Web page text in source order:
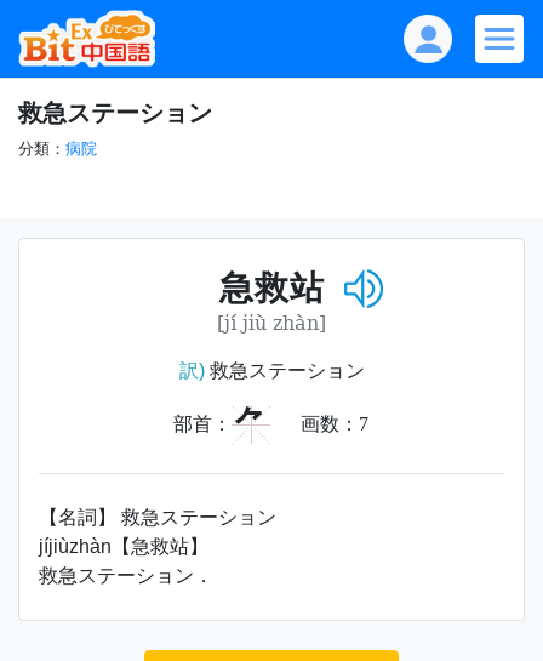
救急ステーション
分類： 病院
急救站
[jí jiù zhàn]
訳)救急ステーション
部首： ⺈ 画数： 7
【名詞】 救急ステーション
jíjiùzhàn【急救站】
救急ステーション．